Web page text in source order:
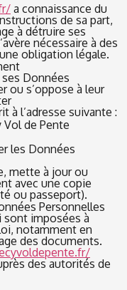
a connaissance du
de sa part,
à détruire ses
nécessaire à des
obligation légale.
Données
ou s’oppose à leur
à l’adresse suivante :
Vol de Pente
les Données
mette à jour ou
avec une copie
ou passeport).
Personnelles
imposées à
notamment en
des documents.
des autorités de